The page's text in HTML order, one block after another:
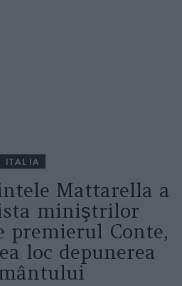
ITALIA
Mattarella a
miniştrilor
premierul Conte,
loc depunerea